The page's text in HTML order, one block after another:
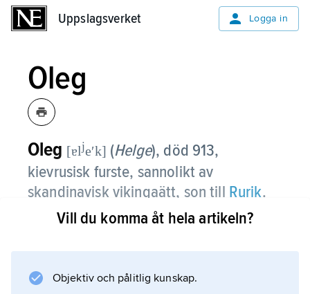
Uppslagsverket Logga in
Oleg
Oleg [ɐljeʹk] (Helge), död 913,
kievrusisk furste, sannolikt av
skandinavisk vikingaätt, son till Rurik.
Som furste av Novgorod efter faderns död
bekostnad. År 882 erövrade han Kiev, som
Vill du komma åt hela artikeln?
Objektiv och pålitlig kunskap.